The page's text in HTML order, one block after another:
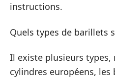
instructions.
Quels types de barillets
Il existe plusieurs types,
cylindres européens,